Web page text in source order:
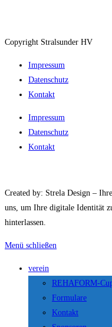
Copyright Stralsunder HV
Impressum
Datenschutz
Kontakt
Impressum
Datenschutz
Kontakt
Created by: Strela Design –
uns, um Ihre digitale Identität
hinterlassen.
Menü schließen
verein
REHAFORM-
Formulare
Kontakt